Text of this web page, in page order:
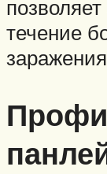
течение